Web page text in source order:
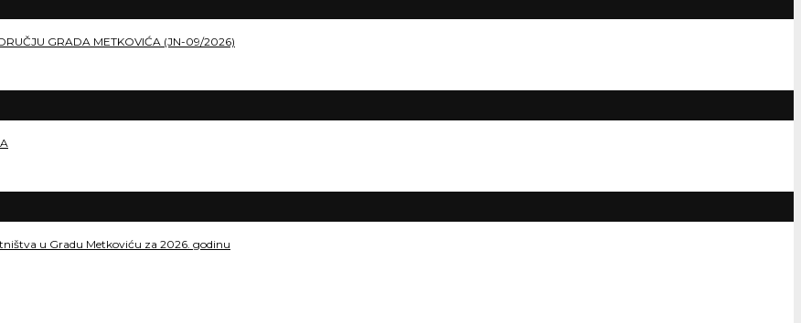
GRADA METKOVIĆA (JN-09/2026)
u Gradu Metkoviću za 2026. godinu